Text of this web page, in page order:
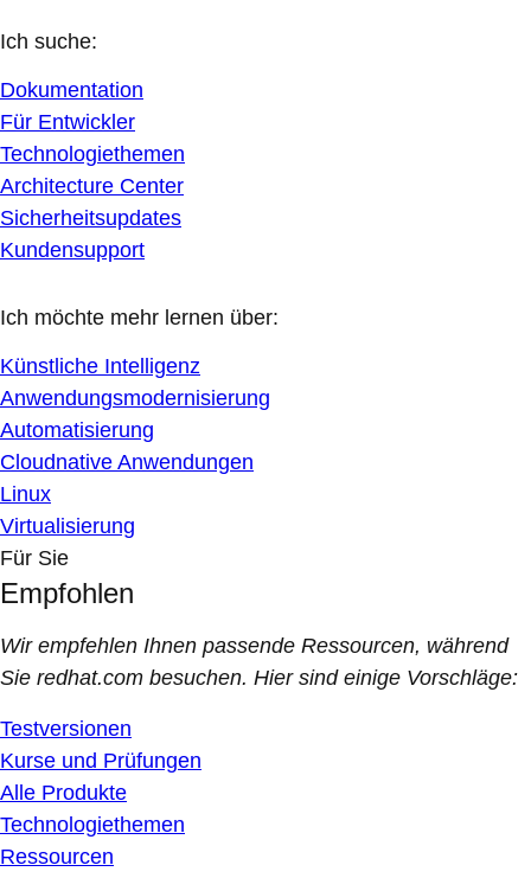
Ich suche:
Dokumentation
Für Entwickler
Technologiethemen
Architecture Center
Sicherheitsupdates
Kundensupport
Ich möchte mehr lernen über:
Künstliche Intelligenz
Anwendungsmodernisierung
Automatisierung
Cloudnative Anwendungen
Linux
Virtualisierung
Für Sie
Empfohlen
Wir empfehlen Ihnen passende Ressourcen, während
Sie redhat.com besuchen. Hier sind einige Vorschläge:
Testversionen
Kurse und Prüfungen
Alle Produkte
Technologiethemen
Ressourcen